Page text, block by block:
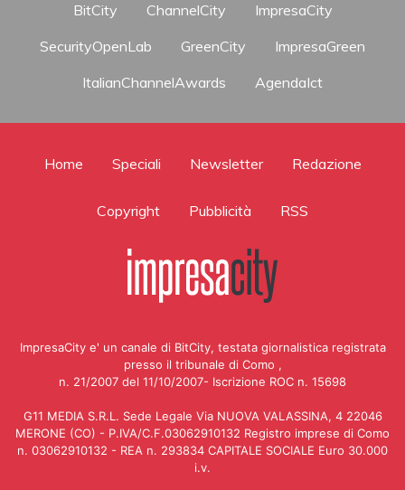
BitCity ChannelCity
ImpresaCity
SecurityOpenLab
GreenCity
ImpresaGreen
ItalianChannelAwards
AgendaIct
Home Speciali Newsletter Redazione
Copyright Pubblicità RSS
ImpresaCity e' un canale di BitCity, testata giornalistica registrata
presso il tribunale di Como ,
n. 21/2007 del 11/10/2007- Iscrizione ROC n. 15698
G11 MEDIA S.R.L. Sede Legale Via NUOVA VALASSINA, 4 22046
MERONE (CO) - P.IVA/C.F.03062910132 Registro imprese di Como
n. 03062910132 - REA n. 293834 CAPITALE SOCIALE Euro 30.000
i.v.